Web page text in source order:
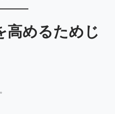
高めるためじ